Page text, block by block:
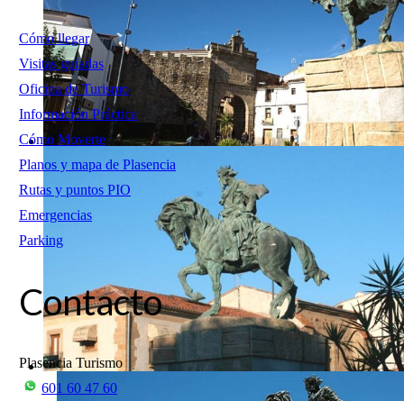
Cómo llegar
Visitas guiadas
Oficina de Turismo
Información Práctica
Cómo Moverte
Planos y mapa de Plasencia
Rutas y puntos PIO
Emergencias
Parking
Contacto
Plasencia Turismo
601 60 47 60